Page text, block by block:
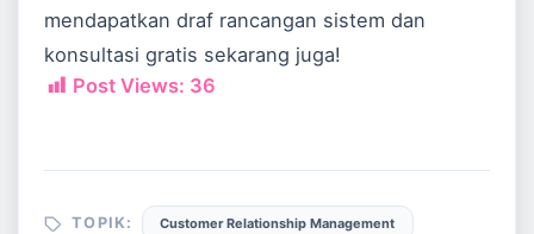
mendapatkan draf rancangan sistem dan
konsultasi gratis sekarang juga!
Post Views: 36
TOPIK: Customer Relationship Management